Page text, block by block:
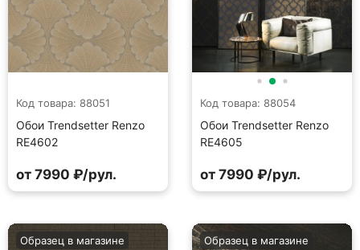
Код товара: 88051
Обои Trendsetter Renzo
RE4602
от 7990 ₽/рул.
Код товара: 88054
Обои Trendsetter Renzo
RE4605
от 7990 ₽/рул.
Образец в магазине Образец в магазине